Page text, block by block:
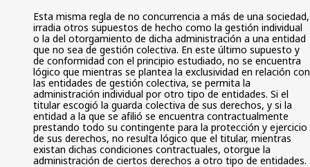
Esta misma regla de no concurrencia a más de una sociedad,
irradia otros supuestos de hecho como la gestión individual
o la del otorgamiento de dicha administración a una entidad
que no sea de gestión colectiva. En este último supuesto y
de conformidad con el principio estudiado, no se encuentra
lógico que mientras se plantea la exclusividad en relación con
las entidades de gestión colectiva, se permita la
administración individual por otro tipo de entidades. Si el
titular escogió la guarda colectiva de sus derechos, y si la
entidad a la que se afilió se encuentra contractualmente
prestando todo su contingente para la protección y ejercicio
de sus derechos, no resulta lógico que el titular, mientras
existan dichas condiciones contractuales, otorgue la
administración de ciertos derechos a otro tipo de entidades.